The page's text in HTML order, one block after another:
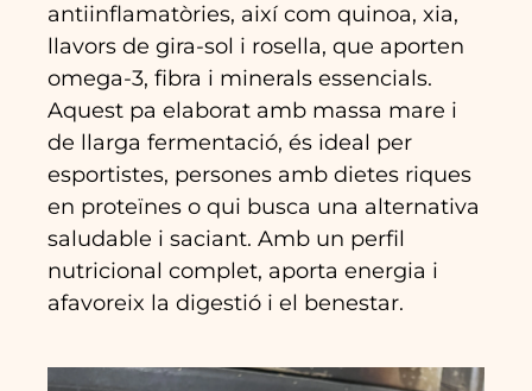
antiinflamatòries, així com quinoa, xia,
llavors de gira-sol i rosella, que aporten
omega-3, fibra i minerals essencials.
Aquest pa elaborat amb massa mare i
de llarga fermentació, és ideal per
esportistes, persones amb dietes riques
en proteïnes o qui busca una alternativa
saludable i saciant. Amb un perfil
nutricional complet, aporta energia i
afavoreix la digestió i el benestar.